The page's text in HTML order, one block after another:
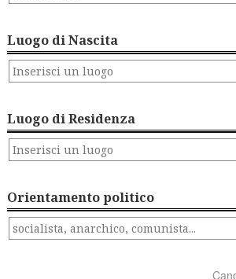
Luogo di Nascita
Luogo di Residenza
Orientamento politico